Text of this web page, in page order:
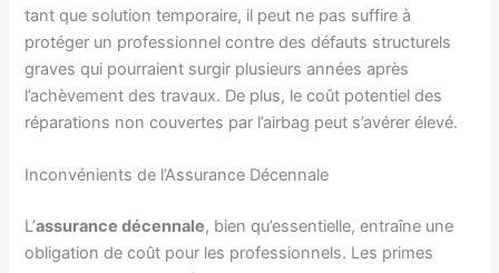
tant que solution temporaire, il peut ne pas suffire à
protéger un professionnel contre des défauts structurels
graves qui pourraient surgir plusieurs années après
l’achèvement des travaux. De plus, le coût potentiel des
réparations non couvertes par l’airbag peut s’avérer élevé.
Inconvénients de l’Assurance Décennale
L’assurance décennale, bien qu’essentielle, entraîne une
obligation de coût pour les professionnels. Les primes